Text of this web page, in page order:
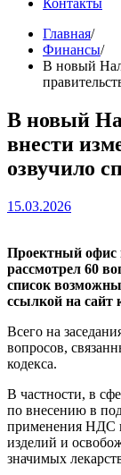
Контакты
Главная
Финансы
В новый
В новый
внести
озвучило
15.03.2026
Проектный офис
рассмотрел 60
список
ссылкой на сайт
Всего на
вопросов,
кодекса.
В частности, в
по внесению в
применения НДС
изделий и
значимых